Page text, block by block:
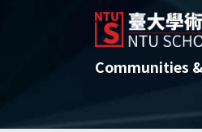
Communities